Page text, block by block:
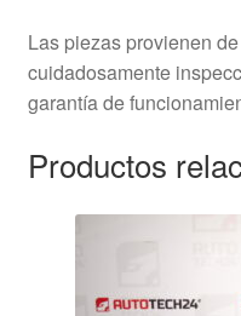
Las piezas provienen
cuidadosamente
garantía de
Productos